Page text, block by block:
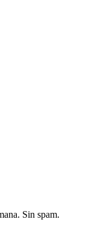
Sin spam.